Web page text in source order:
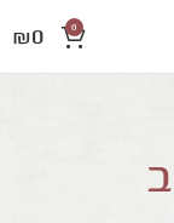
0
₪0